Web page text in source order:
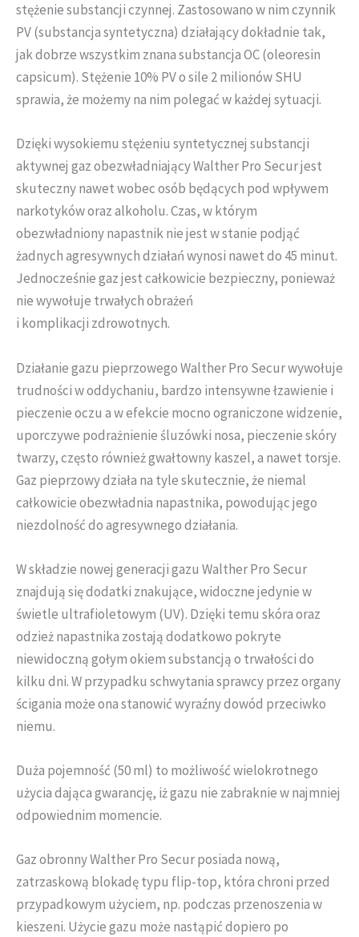
stężenie substancji czynnej. Zastosowano w nim czynnik
PV (substancja syntetyczna) działający dokładnie tak,
jak dobrze wszystkim znana substancja OC (oleoresin
capsicum). Stężenie 10% PV o sile 2 milionów SHU
sprawia, że możemy na nim polegać w każdej sytuacji.
Dzięki wysokiemu stężeniu syntetycznej substancji
aktywnej gaz obezwładniający Walther Pro Secur jest
skuteczny nawet wobec osób będących pod wpływem
narkotyków oraz alkoholu. Czas, w którym
obezwładniony napastnik nie jest w stanie podjąć
żadnych agresywnych działań wynosi nawet do 45 minut.
Jednocześnie gaz jest całkowicie bezpieczny, ponieważ
nie wywołuje trwałych obrażeń
i komplikacji zdrowotnych.
Działanie gazu pieprzowego Walther Pro Secur wywołuje
trudności w oddychaniu, bardzo intensywne łzawienie i
pieczenie oczu a w efekcie mocno ograniczone widzenie,
uporczywe podrażnienie śluzówki nosa, pieczenie skóry
twarzy, często również gwałtowny kaszel, a nawet torsje.
Gaz pieprzowy działa na tyle skutecznie, że niemal
całkowicie obezwładnia napastnika, powodując jego
niezdolność do agresywnego działania.
W składzie nowej generacji gazu Walther Pro Secur
znajdują się dodatki znakujące, widoczne jedynie w
świetle ultrafioletowym (UV). Dzięki temu skóra oraz
odzież napastnika zostają dodatkowo pokryte
niewidoczną gołym okiem substancją o trwałości do
kilku dni. W przypadku schwytania sprawcy przez organy
ścigania może ona stanowić wyraźny dowód przeciwko
niemu.
Duża pojemność (50 ml) to możliwość wielokrotnego
użycia dająca gwarancję, iż gazu nie zabraknie w najmniej
odpowiednim momencie.
Gaz obronny Walther Pro Secur posiada nową,
zatrzaskową blokadę typu flip-top, która chroni przed
przypadkowym użyciem, np. podczas przenoszenia w
kieszeni. Użycie gazu może nastąpić dopiero po